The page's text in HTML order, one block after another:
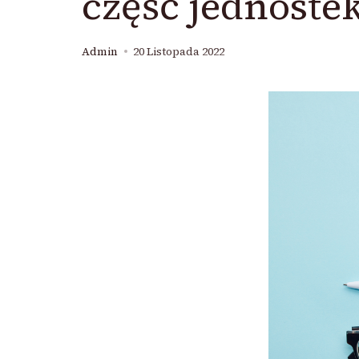
Admin 20 Listopada 2022